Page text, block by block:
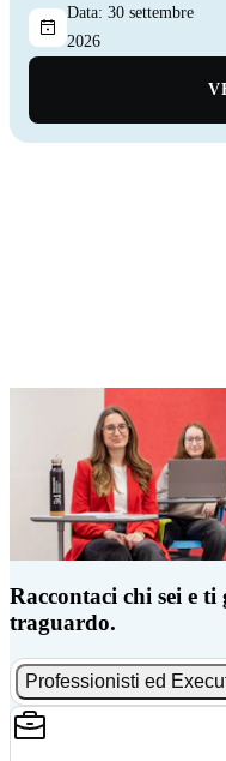
Data: 30 settembre
2026
Raccontaci chi sei e
traguardo.
Professionisti ed